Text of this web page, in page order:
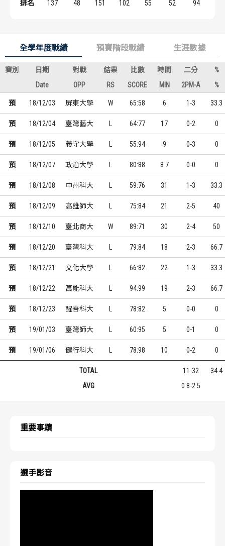
排名 137 48 151 102 55 52 94
全學年度戰績 預賽階段戰績 生涯數據
賽別 日期 對戰 結果 比數 時間 二分
%
Date
OPP RS SCORE MIN 2PM-A %
預 18/12/03 屏東大學 W 65:58 6 1-3 33.3
預 18/12/04 臺灣藝大 64:77 17 0-2 0
預 18/12/05 義守大學 55:94 9 0-3 0
預 18/12/07 政治大學 80:88 8.7 0-0 0
預 18/12/08 中州科大 59:76 31 1-3 33.3
預 18/12/09 高雄師大 75:84 21 2-5 40
預 18/12/10 臺北商大 W 89:71 30 2-4 50
預 18/12/20 臺灣科大 79:84 18 2-3 66.7
預 18/12/21 文化大學 66:82 22 1-3 33.3
預 18/12/22 萬能科大 94:99 19 2-3 66.7
預 18/12/23 醒吾科大 78:82 5 0-0 0
預 19/01/03 臺灣師大 60:95 5 0-1 0
預 19/01/06 健行科大 78:98 10 0-2 0
TOTAL 11-32
34.4
AVG
0.8-2.5
重要事蹟
選手影音